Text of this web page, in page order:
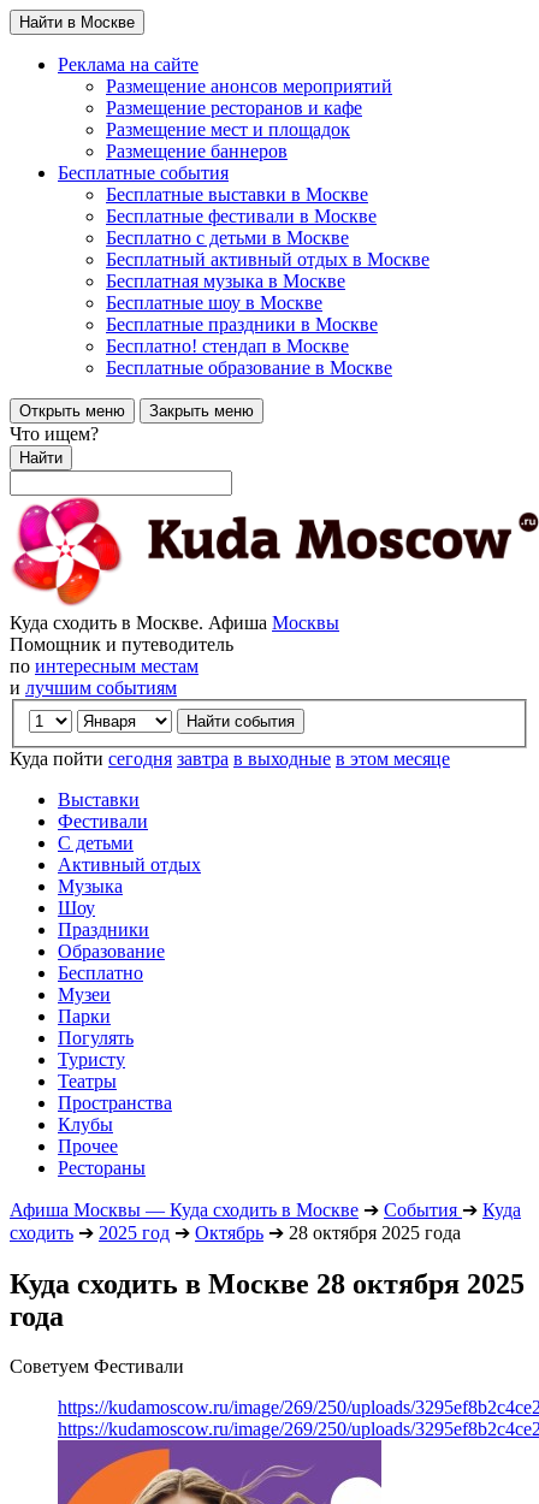
Найти в Москве
Реклама на сайте
Размещение анонсов мероприятий
Размещение ресторанов и кафе
Размещение мест и площадок
Размещение баннеров
Бесплатные события
Бесплатные выставки в Москве
Бесплатные фестивали в Москве
Бесплатно с детьми в Москве
Бесплатный активный отдых в Москве
Бесплатная музыка в Москве
Бесплатные шоу в Москве
Бесплатные праздники в Москве
Бесплатно! стендап в Москве
Бесплатные образование в Москве
Открыть меню Закрыть меню
Что ищем?
Найти
Куда сходить в Москве. Афиша Москвы
Помощник и путеводитель
по интересным местам
и лучшим событиям
Куда пойти сегодня завтра в выходные в этом месяце
Выставки
Фестивали
С детьми
Активный отдых
Музыка
Шоу
Праздники
Образование
Бесплатно
Музеи
Парки
Погулять
Туристу
Театры
Пространства
Клубы
Прочее
Рестораны
Афиша Москвы — Куда сходить в Москве ➔ События ➔ Куда
сходить ➔ 2025 год ➔ Октябрь ➔ 28 октября 2025 года
Куда сходить в Москве 28 октября 2025
года
Советуем Фестивали
https://kudamoscow.ru/image/269/250/uploads/
https://kudamoscow.ru/image/269/250/uploads/